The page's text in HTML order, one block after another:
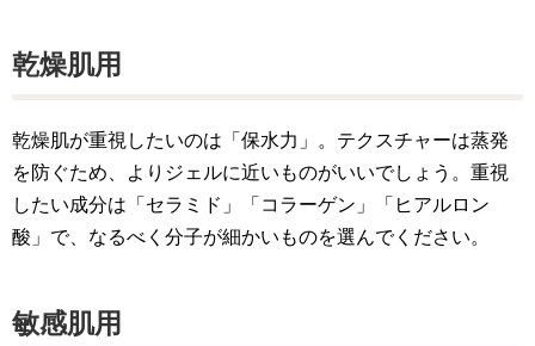
乾燥肌用
乾燥肌が重視したいのは「保水力」。テクスチャーは蒸発
を防ぐため、よりジェルに近いものがいいでしょう。重視
したい成分は「セラミド」「コラーゲン」「ヒアルロン
酸」で、なるべく分子が細かいものを選んでください。
敏感肌用